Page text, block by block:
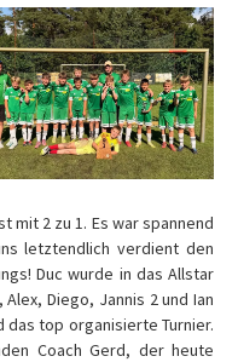
mit 2 zu 1. Es war spannend
letztendlich verdient den
Duc wurde in das Allstar
Diego, Jannis 2 und Ian
das top organisierte Turnier.
Coach Gerd, der heute